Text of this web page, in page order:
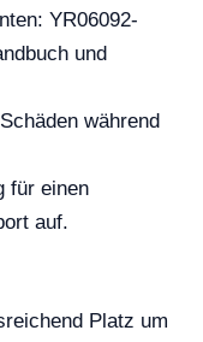
YR06092-
und
während
für einen
auf.
Platz um